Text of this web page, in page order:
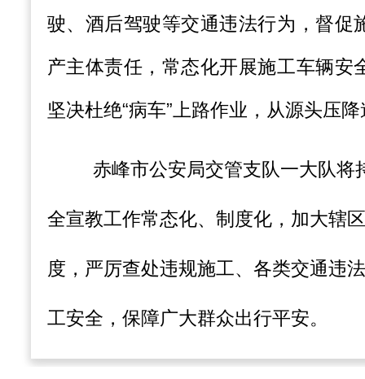
驶、酒后驾驶等交通违法行为，督促
产主体责任，常态化开展施工车辆安
坚决杜绝“病车”上路作业，从源头压
赤峰市公安局交管支队一大队将
全宣教工作常态化、制度化，加大辖
度，严厉查处违规施工、各类交通违
工安全，保障广大群众出行平安。